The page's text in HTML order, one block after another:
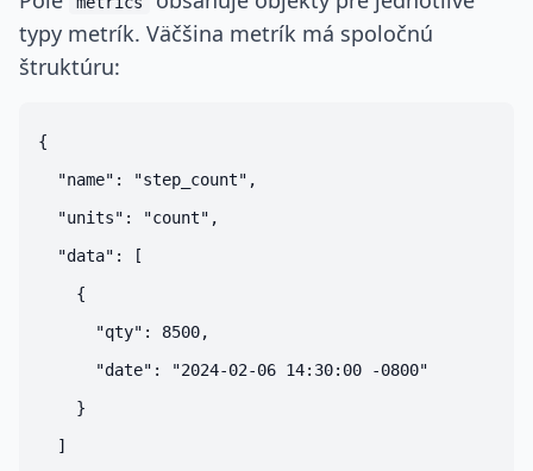
typy metrík. Väčšina metrík má spoločnú
štruktúru:
{
  "name": "step_count",
  "units": "count",
  "data": [
    {
      "qty": 8500,
      "date": "2024-02-06 14:30:00 -0800"
    }
  ]